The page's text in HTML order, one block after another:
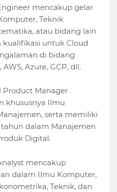
mencakup gelar
Teknik
atau bidang lain
kualifikasi untuk Cloud
di bidang
Azure, GCP, dll.
Manager
khususnya Ilmu
serta memiliki
dalam Manajemen
Digital.
mencakup
dalam Ilmu Komputer,
Teknik, dan